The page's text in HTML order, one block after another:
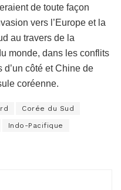
de toute façon
vers l’Europe et la
au travers de la
monde, dans les conflits
d’un côté et Chine de
coréenne.
Corée du Sud
Indo-Pacifique